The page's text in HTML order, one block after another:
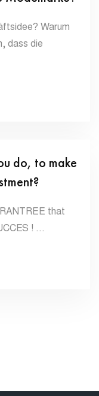
Warum
dass die
do, to make
that
! …